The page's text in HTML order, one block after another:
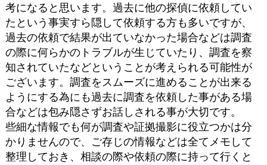
考になると思います。過去に他の探偵に依頼してい
たという事実すら隠して依頼する方も多いですが、
過去の依頼で結果が出ていなかった場合などは調査
の際に何らかのトラブルが生じていたり、調査を察
知されていたなどということが考えられる可能性が
ございます。調査をスムーズに進めることが出来る
ようにする為にも過去に調査を依頼した事がある場
合などは包み隠さずお話しされる事が大切です。
些細な情報でも何が調査や証拠撮影に役立つかは分
かりませんので、ご存じの情報などは全てメモして
整理しておき、相談の際や依頼の際に持って行くと